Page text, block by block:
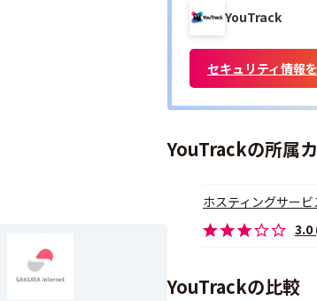
YouTrack
セキュリティ情報
YouTrackの所属
ホスティングサービ
3.0
YouTrackの比較